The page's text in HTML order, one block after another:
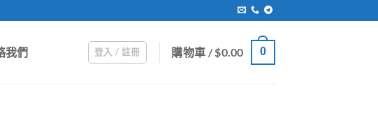
我們 登入 / 註冊 購物車 /$0.00 0